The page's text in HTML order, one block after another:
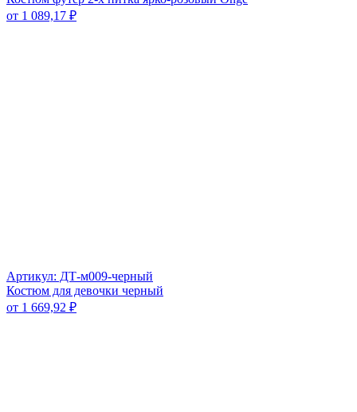
от 1 089,17 ₽
Артикул: ДТ-м009-черный
Костюм для девочки черный
от 1 669,92 ₽